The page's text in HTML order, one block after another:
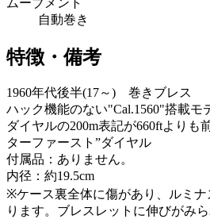
自動巻き
特徴・備考
1960年代後半(17～) 巻きブレス
ハック機能のない"Cal.1560"搭載モ
ダイヤルの200m表記が660ftよりも
ターファースト”ダイヤル
付属品：ありません。
内径：約19.5cm
※ケース裏全体に傷があり、ルミ
ります。ブレスレットに伸びがみら